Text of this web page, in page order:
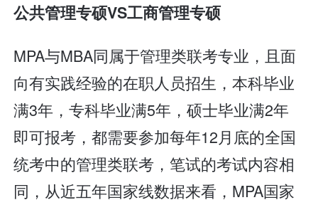
公共管理专硕VS工商管理专硕
MPA与MBA同属于管理类联考专业，且面
向有实践经验的在职人员招生，本科毕业
满3年，专科毕业满5年，硕士毕业满2年
即可报考，都需要参加每年12月底的全国
统考中的管理类联考，笔试的考试内容相
同，从近五年国家线数据来看，MPA国家